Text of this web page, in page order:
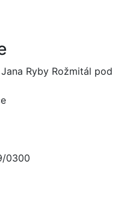
Ryby Rožmitál pod
0300